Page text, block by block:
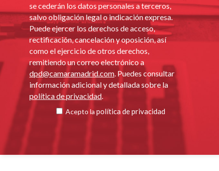
se cederán los datos personales a terceros,
salvo obligación legal o indicación expresa.
Puede ejercer los derechos de acceso,
rectificación, cancelación y oposición, así
como el ejercicio de otros derechos,
remitiendo un correo electrónico a
dpd@camaramadrid.com. Puedes consultar
información adicional y detallada sobre la
política de privacidad.
Acepto la política de privacidad